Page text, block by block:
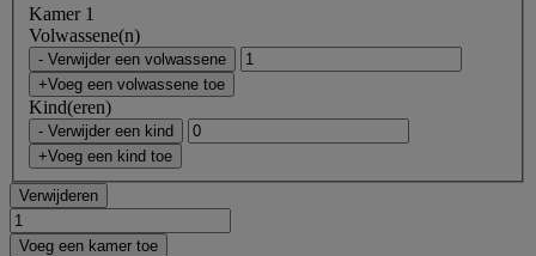
Kamer 1
Volwassene(n)
- Verwijder een volwassene
+Voeg een volwassene toe
Kind(eren)
- Verwijder een kind
+Voeg een kind toe
Verwijderen
Voeg een kamer toe